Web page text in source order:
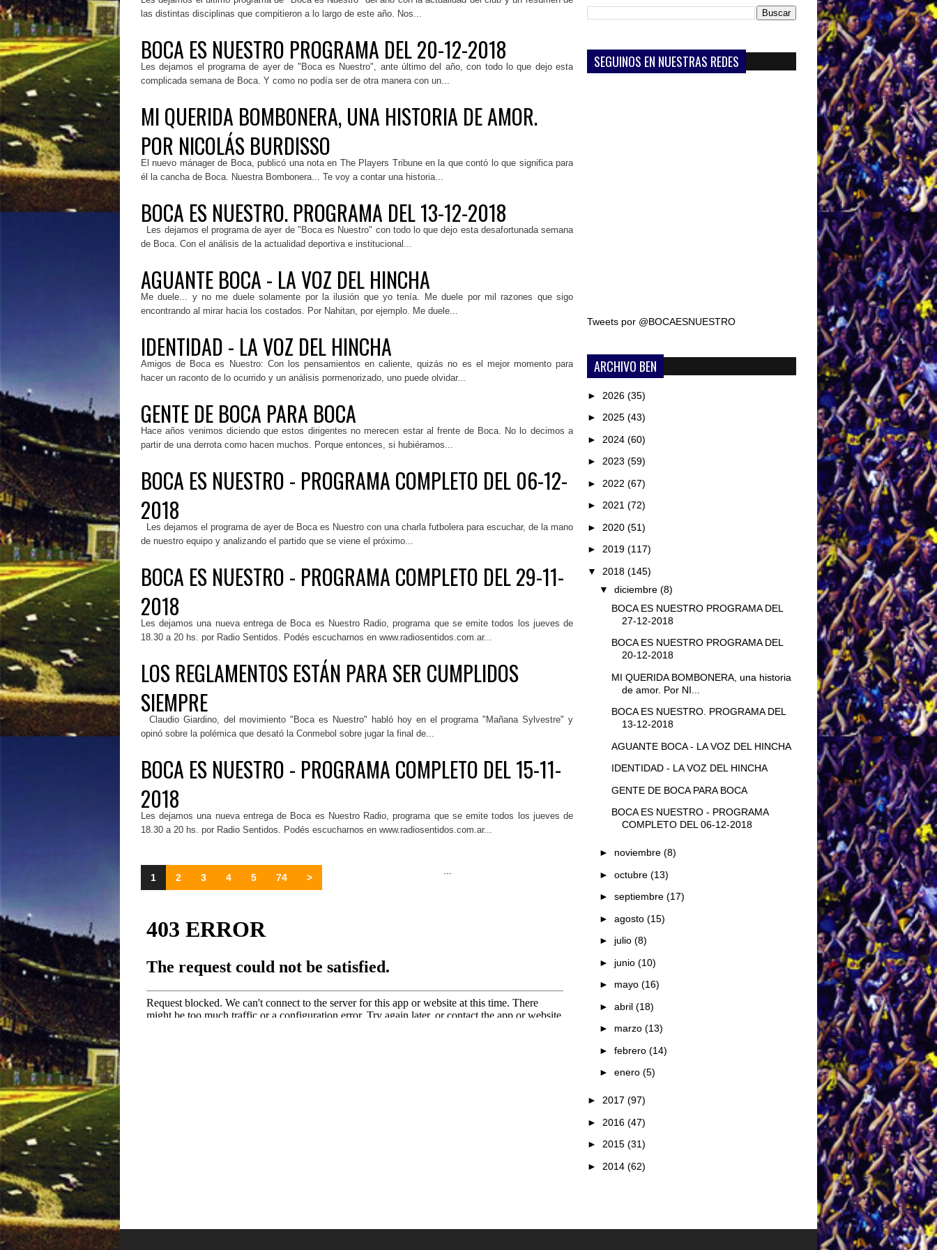
las distintas disciplinas que compitieron a lo largo de este año. Nos...
BOCA ES NUESTRO PROGRAMA DEL 20-12-2018
Les dejamos el programa de ayer de "Boca es Nuestro", ante último del año, con todo lo que dejo esta
complicada semana de Boca. Y como no podía ser de otra manera con un...
MI QUERIDA BOMBONERA, UNA HISTORIA DE AMOR.
POR NICOLÁS BURDISSO
El nuevo mánager de Boca, publicó una nota en The Players Tribune en la que contó lo que significa para
él la cancha de Boca. Nuestra Bombonera... Te voy a contar una historia...
BOCA ES NUESTRO. PROGRAMA DEL 13-12-2018
Les dejamos el programa de ayer de "Boca es Nuestro" con todo lo que dejo esta desafortunada semana
de Boca. Con el análisis de la actualidad deportiva e institucional...
AGUANTE BOCA - LA VOZ DEL HINCHA
Me duele... y no me duele solamente por la ilusión que yo tenía. Me duele por mil razones que sigo
encontrando al mirar hacia los costados. Por Nahitan, por ejemplo. Me duele...
IDENTIDAD - LA VOZ DEL HINCHA
Amigos de Boca es Nuestro: Con los pensamientos en caliente, quizás no es el mejor momento para
hacer un raconto de lo ocurrido y un análisis pormenorizado, uno puede olvidar...
GENTE DE BOCA PARA BOCA
Hace años venimos diciendo que estos dirigentes no merecen estar al frente de Boca. No lo decimos a
partir de una derrota como hacen muchos. Porque entonces, si hubiéramos...
BOCA ES NUESTRO - PROGRAMA COMPLETO DEL 06-12-
2018
Les dejamos el programa de ayer de Boca es Nuestro con una charla futbolera para escuchar, de la mano
de nuestro equipo y analizando el partido que se viene el próximo...
BOCA ES NUESTRO - PROGRAMA COMPLETO DEL 29-11-
2018
Les dejamos una nueva entrega de Boca es Nuestro Radio, programa que se emite todos los jueves de
18.30 a 20 hs. por Radio Sentidos. Podés escucharnos en www.radiosentidos.com.ar...
LOS REGLAMENTOS ESTÁN PARA SER CUMPLIDOS
SIEMPRE
Claudio Giardino, del movimiento "Boca es Nuestro" habló hoy en el programa "Mañana Sylvestre" y
opinó sobre la polémica que desató la Conmebol sobre jugar la final de...
BOCA ES NUESTRO - PROGRAMA COMPLETO DEL 15-11-
2018
Les dejamos una nueva entrega de Boca es Nuestro Radio, programa que se emite todos los jueves de
18.30 a 20 hs. por Radio Sentidos. Podés escucharnos en www.radiosentidos.com.ar...
1 2 3 4 5 74 >
SEGUINOS EN NUESTRAS REDES
Tweets por @BOCAESNUESTRO
ARCHIVO BEN
► 2026 (35)
► 2025 (43)
► 2024 (60)
► 2023 (59)
► 2022 (67)
► 2021 (72)
► 2020 (51)
► 2019 (117)
▼ 2018 (145)
▼ diciembre (8)
BOCA ES NUESTRO PROGRAMA DEL
27-12-2018
BOCA ES NUESTRO PROGRAMA DEL
20-12-2018
MI QUERIDA BOMBONERA, una historia
de amor. Por NI...
BOCA ES NUESTRO. PROGRAMA DEL
13-12-2018
AGUANTE BOCA - LA VOZ DEL HINCHA
IDENTIDAD - LA VOZ DEL HINCHA
GENTE DE BOCA PARA BOCA
BOCA ES NUESTRO - PROGRAMA
COMPLETO DEL 06-12-2018
► noviembre (8)
► octubre (13)
► septiembre (17)
► agosto (15)
► julio (8)
► junio (10)
► mayo (16)
► abril (18)
► marzo (13)
► febrero (14)
► enero (5)
► 2017 (97)
► 2016 (47)
► 2015 (31)
► 2014 (62)